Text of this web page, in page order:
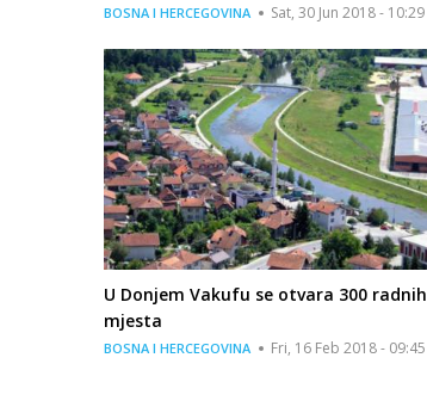
BOSNA I HERCEGOVINA Sat, 30 Jun 2018 - 10:29
U Donjem Vakufu se otvara 300 radnih
mjesta
BOSNA I HERCEGOVINA Fri, 16 Feb 2018 - 09:45